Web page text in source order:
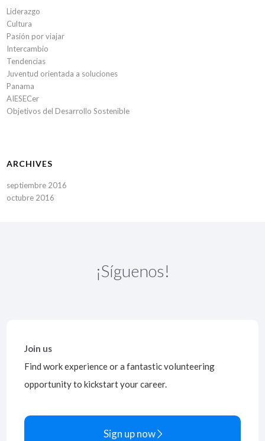
Liderazgo
Cultura
Pasión por viajar
Intercambio
Tendencias
Juventud orientada a soluciones
Panama
AIESECer
Objetivos del Desarrollo Sostenible
ARCHIVES
septiembre 2016
octubre 2016
¡Síguenos!
Join us
Find work experience or a fantastic volunteering
opportunity to kickstart your career.
Sign up now 